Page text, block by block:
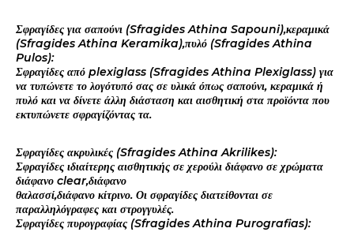
Σφραγίδες για σαπούνι (Sfragides Athina Sapouni),κεραμικά
(Sfragides Athina Keramika),πυλό (Sfragides Athina
Pulos):
Σφραγίδες από plexiglass (Sfragides Athina Plexiglass) για
να τυπώνετε το λογότυπό σας σε υλικά όπως σαπούνι, κεραμικά ή
πυλό και να δίνετε άλλη διάσταση και αισθητική στα προϊόντα που
εκτυπώνετε σφραγίζόντας τα.
Σφραγίδες ακρυλικές (Sfragides Athina Akrilikes):
Σφραγίδες ιδιαίτερης αισθητικής σε χερούλι διάφανο σε χρώματα
διάφανο clear,διάφανο
θαλασσί,διάφανο κίτρινο. Οι σφραγίδες διατείθονται σε
παραλληλόγραφες και στρογγυλές.
Σφραγίδες πυρογραφίας (Sfragides Athina Purografias):